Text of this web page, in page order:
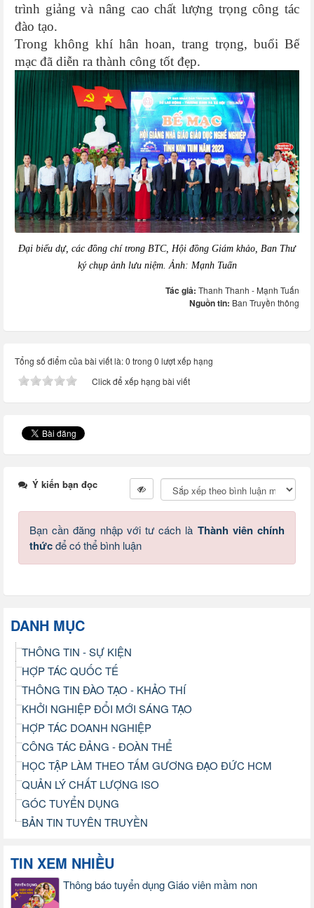
trình giảng và nâng cao chất lượng trọng công tác
đào tạo.
Trong không khí hân hoan, trang trọng, buổi Bế
mạc đã diễn ra thành công tốt đẹp.
Đại biểu dự, các đồng chí trong BTC, Hội đồng Giám khảo, Ban Thư
ký chụp ảnh lưu niệm. Ảnh: Mạnh Tuấn
Tác giả: Thanh Thanh - Mạnh Tuấn
Nguồn tin: Ban Truyền thông
Tổng số điểm của bài viết là: 0 trong 0 lượt xếp hạng
Click để xếp hạng bài viết
Ý kiến bạn đọc
Bạn cần đăng nhập với tư cách là Thành viên chính
thứcđể có thể bình luận
DANH MỤC
THÔNG TIN - SỰ KIỆN
HỢP TÁC QUỐC TẾ
THÔNG TIN ĐÀO TẠO - KHẢO THÍ
KHỞI NGHIỆP ĐỔI MỚI SÁNG TẠO
HỢP TÁC DOANH NGHIỆP
CÔNG TÁC ĐẢNG - ĐOÀN THỂ
HỌC TẬP LÀM THEO TẤM GƯƠNG ĐẠO ĐỨC HCM
QUẢN LÝ CHẤT LƯỢNG ISO
GÓC TUYỂN DỤNG
BẢN TIN TUYÊN TRUYỀN
TIN XEM NHIỀU
Thông báo tuyển dụng Giáo viên mầm non